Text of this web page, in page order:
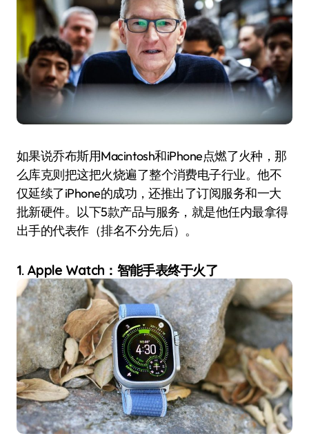
如果说乔布斯用Macintosh和iPhone点燃了火种，那
么库克则把这把火烧遍了整个消费电子行业。他不
仅延续了iPhone的成功，还推出了订阅服务和一大
批新硬件。以下5款产品与服务，就是他任内最拿得
出手的代表作（排名不分先后）。
1. Apple Watch：智能手表终于火了